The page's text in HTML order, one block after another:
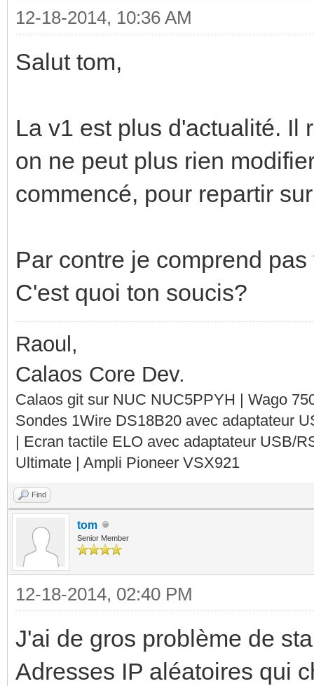
12-18-2014, 10:36 AM
Salut tom,
La v1 est plus d'actualité. Il
on ne peut plus rien
commencé, pour repartir
Par contre je comprend
C'est quoi ton soucis?
Raoul,
Calaos Core Dev.
Calaos git sur NUC NUC5PPYH | Wago
Sondes 1Wire DS18B20 avec adaptateur
| Ecran tactile ELO avec adaptateur USB/
Ultimate | Ampli Pioneer VSX921
Find
tom
Senior Member
12-18-2014, 02:40 PM
J'ai de gros problème de
Adresses IP aléatoires qui